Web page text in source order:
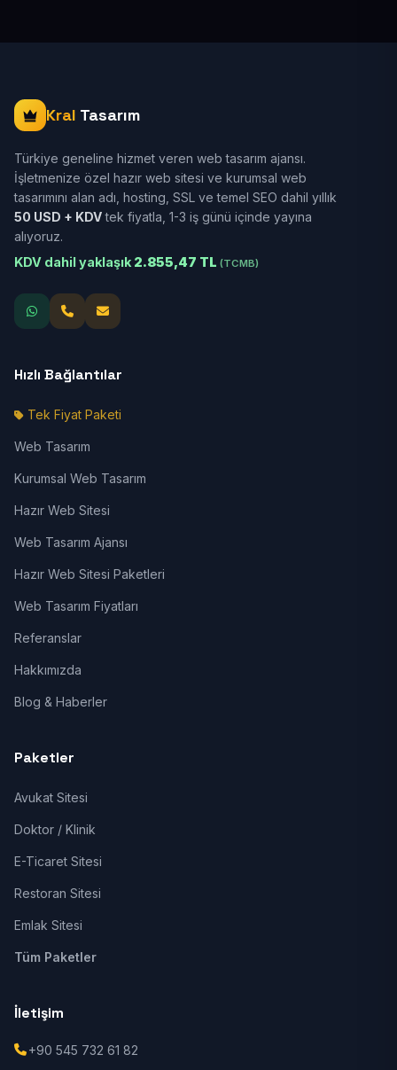
Kral Tasarım
Türkiye geneline hizmet veren web tasarım ajansı.
İşletmenize özel hazır web sitesi ve kurumsal web
tasarımını alan adı, hosting, SSL ve temel SEO dahil yıllık
50 USD + KDVtek fiyatla, 1-3 iş günü içinde yayına
alıyoruz.
KDV dahil yaklaşık 2.855,47 TL (TCMB)
Hızlı Bağlantılar
Tek Fiyat Paketi
Web Tasarım
Kurumsal Web Tasarım
Hazır Web Sitesi
Web Tasarım Ajansı
Hazır Web Sitesi Paketleri
Web Tasarım Fiyatları
Referanslar
Hakkımızda
Blog & Haberler
Paketler
Avukat Sitesi
Doktor / Klinik
E-Ticaret Sitesi
Restoran Sitesi
Emlak Sitesi
Tüm Paketler
İletişim
+90 545 732 61 82